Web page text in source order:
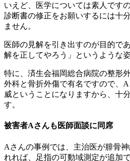
いえど、医学については素人です
診断書の修正をお願いするには十
ません。
医師の見解を引き出すのが目的で
解を正してやろう」というような
特に、済生会福岡総合病院の整形
外科と骨折外傷で有名ですので、
威ということになりますから、十
す。
被害者Aさんも医師面談に同席
Aさんの事例では、主治医が腓骨
れれば、足指の可動域測定が追加